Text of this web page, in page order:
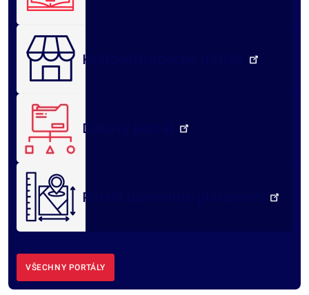
Královéhradecké tržiště
Datový portál
Portál územního plánování
VŠECHNY PORTÁLY